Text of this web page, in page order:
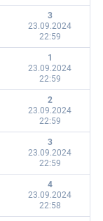
3
23.09.2024
22:59
1
23.09.2024
22:59
2
23.09.2024
22:59
3
23.09.2024
22:59
4
23.09.2024
22:58